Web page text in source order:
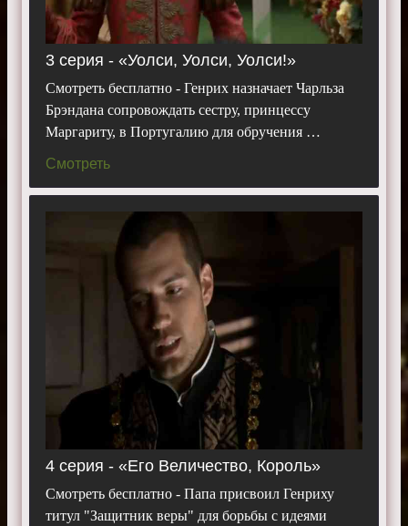
3 серия - «Уолси, Уолси, Уолси!»
Смотреть бесплатно - Генрих назначает Чарльза
Брэндана сопровождать сестру, принцессу
Маргариту, в Португалию для обручения …
Смотреть
4 серия - «Его Величество, Король»
Смотреть бесплатно - Папа присвоил Генриху
титул "Защитник веры" для борьбы с идеями